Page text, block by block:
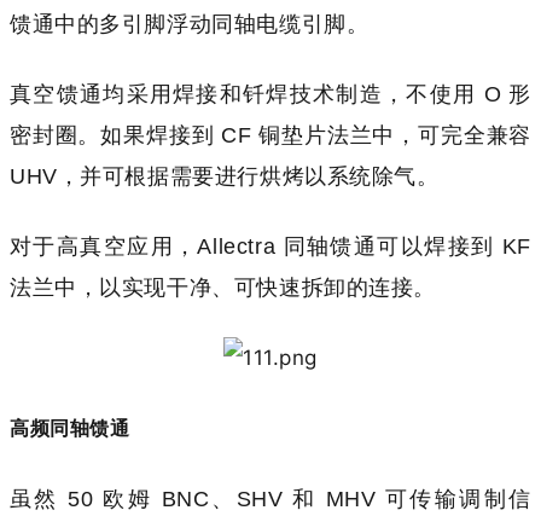
馈通中的多引脚浮动同轴电缆引脚。
真空馈通均采用焊接和钎焊技术制造，不使用 O 形
密封圈。如果焊接到 CF 铜垫片法兰中，可完全兼容
UHV，并可根据需要进行烘烤以系统除气。
对于高真空应用，Allectra 同轴馈通可以焊接到 KF
法兰中，以实现干净、可快速拆卸的连接。
高频同轴馈通
虽然 50 欧姆 BNC、SHV 和 MHV 可传输调制信